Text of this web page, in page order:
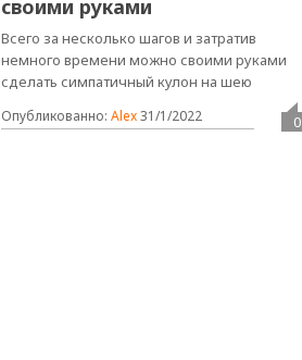
своими руками
Всего за несколько шагов и затратив
немного времени можно своими руками
сделать симпатичный кулон на шею
Опубликованно:Alex 31/1/2022 0